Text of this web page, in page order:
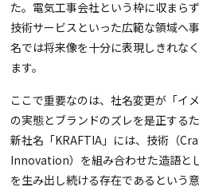
た。電気工事会社という枠に収まら
技術サービスといった広範な領域へ
名では将来像を十分に表現しきれな
ます。
ここで重要なのは、社名変更が「イ
の実態とブランドのズレを是正する
新社名「KRAFTIA」には、技術（
Innovation）を組み合わせた造語と
を生み出し続ける存在であるという